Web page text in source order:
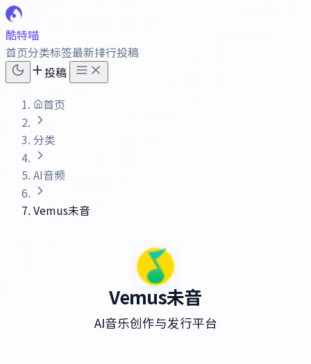
酷特喵
首页分类标签最新排行投稿
投稿
首页
分类
AI音频
Vemus未音
Vemus未音
AI音乐创作与发行平台